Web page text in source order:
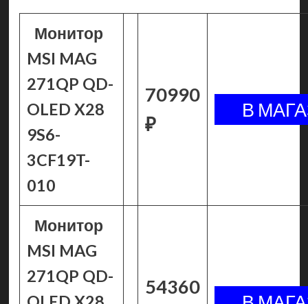
Монитор
MSI MAG
271QP QD-
OLED X28
9S6-
3CF19T-
010
70990
₽
Монитор
MSI MAG
271QP QD-
54360